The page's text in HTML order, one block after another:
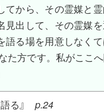
てから、その霊媒と
見出して、その霊媒
語る場を用意しなく
た方です。私がここ
る』 p.24